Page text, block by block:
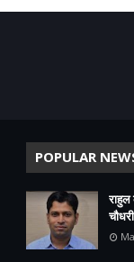
POPULAR
राहुल